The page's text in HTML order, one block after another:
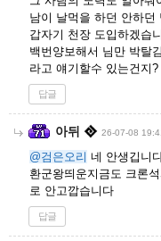
남이 날먹을 하던 안하던
갑자기 천장 도입하겠습
백번양보해서 님만 박탈
라고 얘기할수 있는건지?
답글
아뒤 26-07-08
@검은오리 네 안생깁니
환군왕띄운지금도 크론
로 안고깝습니다
답글